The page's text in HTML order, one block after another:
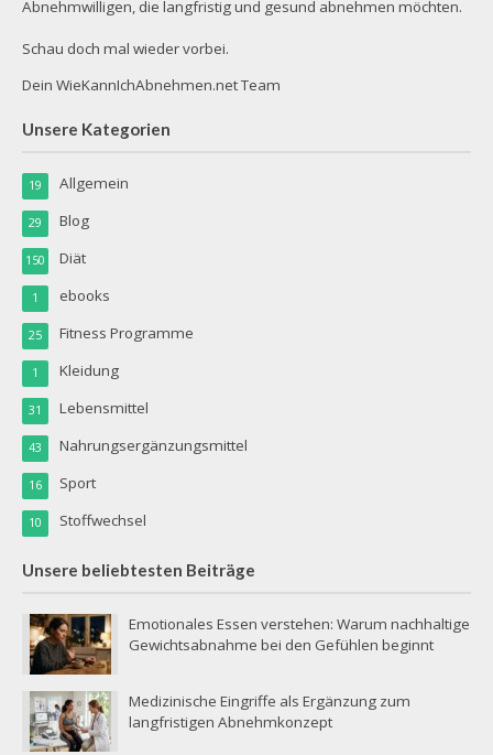
Abnehmwilligen, die langfristig und gesund abnehmen möchten.
Schau doch mal wieder vorbei.
Dein WieKannIchAbnehmen.net Team
Unsere Kategorien
Allgemein
19
Blog
29
Diät
150
ebooks
1
Fitness Programme
25
Kleidung
1
Lebensmittel
31
Nahrungsergänzungsmittel
43
Sport
16
Stoffwechsel
10
Unsere beliebtesten Beiträge
Emotionales Essen verstehen: Warum nachhaltige
Gewichtsabnahme bei den Gefühlen beginnt
Medizinische Eingriffe als Ergänzung zum
langfristigen Abnehmkonzept